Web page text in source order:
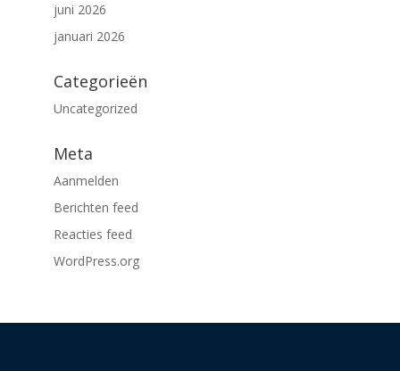
juni 2026
januari 2026
Categorieën
Uncategorized
Meta
Aanmelden
Berichten feed
Reacties feed
WordPress.org